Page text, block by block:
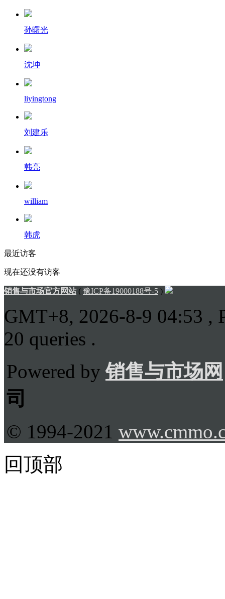
孙曙光
沈坤
liyingtong
刘建乐
韩亮
william
韩虎
最近访客
现在还没有访客
销售与市场官方网站( 豫ICP备19000188号-5 )
GMT+8, 2026-8-9 04:53 ,
20 queries .
Powered by销售与市场网
司
© 1994-2021
回顶部